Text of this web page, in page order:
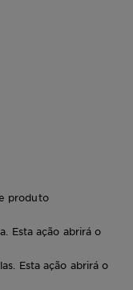
produto
Esta ação abrirá o
Esta ação abrirá o